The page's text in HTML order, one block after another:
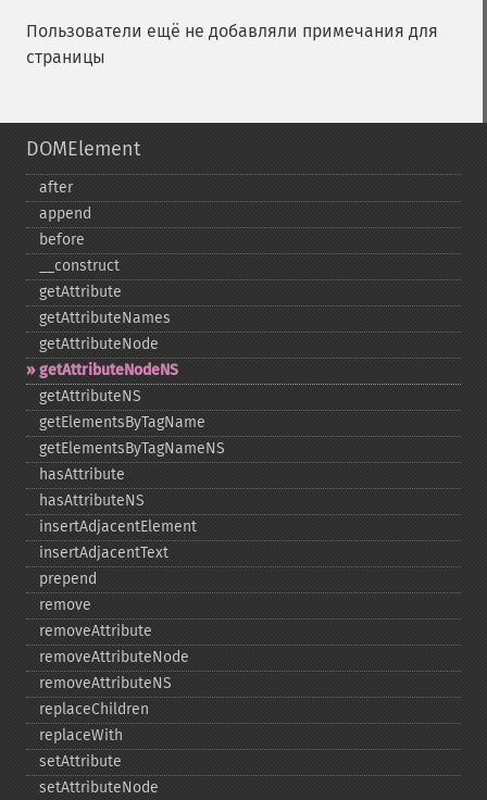
Пользователи ещё не добавляли примечания для
страницы
DOMElement
after
append
before
_​_​construct
getAttribute
getAttributeNames
getAttributeNode
getAttributeNodeNS
getAttributeNS
getElementsByTagName
getElementsByTagNameNS
hasAttribute
hasAttributeNS
insertAdjacentElement
insertAdjacentText
prepend
remove
removeAttribute
removeAttributeNode
removeAttributeNS
replaceChildren
replaceWith
setAttribute
setAttributeNode